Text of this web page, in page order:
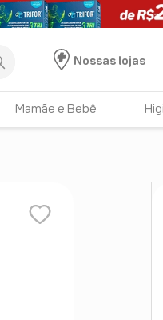
Nossas lojas
Mamãe e Bebê